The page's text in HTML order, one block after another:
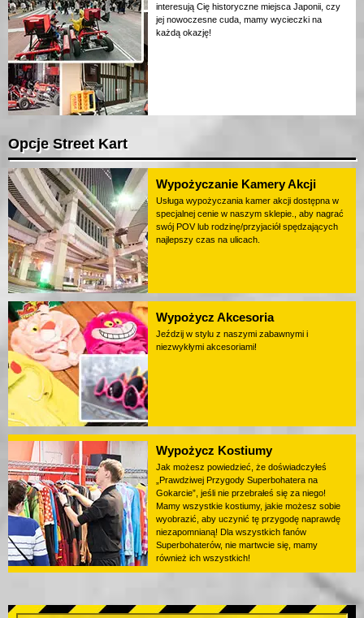
interesują Cię historyczne miejsca Japonii, czy
jej nowoczesne cuda, mamy wycieczki na
każdą okazję!
Opcje Street Kart
Wypożyczanie Kamery Akcji
Usługa wypożyczania kamer akcji dostępna w
specjalnej cenie w naszym sklepie., aby nagrać
swój POV lub rodzinę/przyjaciół spędzających
najlepszy czas na ulicach.
Wypożycz Akcesoria
Jeździj w stylu z naszymi zabawnymi i
niezwykłymi akcesoriami!
Wypożycz Kostiumy
Jak możesz powiedzieć, że doświadczyłeś
„Prawdziwej Przygody Superbohatera na
Gokarcie”, jeśli nie przebrałeś się za niego!
Mamy wszystkie kostiumy, jakie możesz sobie
wyobrazić, aby uczynić tę przygodę naprawdę
niezapomnianą! Dla wszystkich fanów
Superbohaterów, nie martwcie się, mamy
również ich wszystkich!